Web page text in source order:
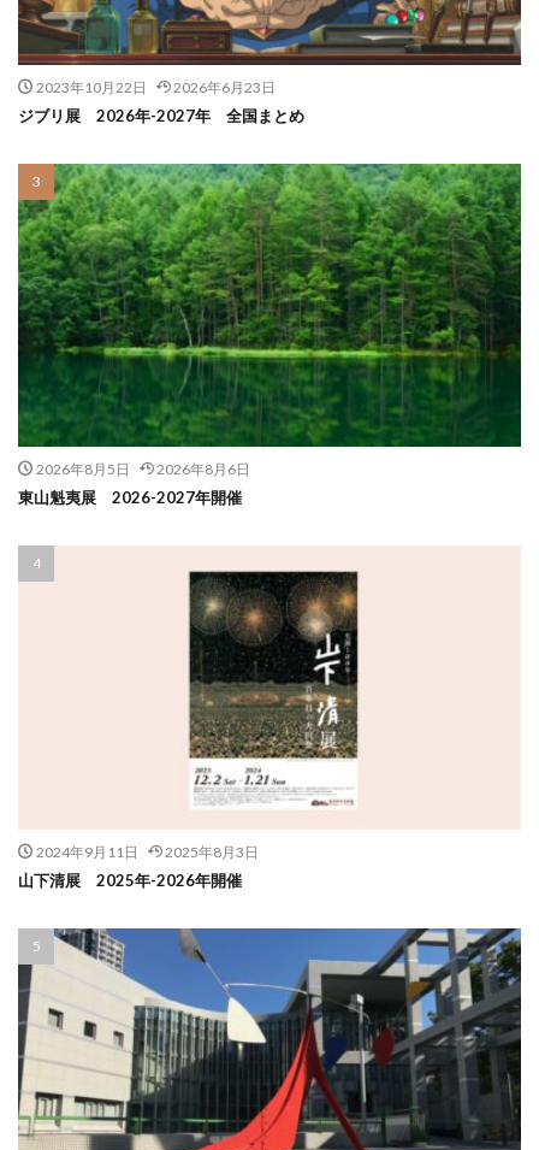
2023年10月22日 2026年6月23日
ジブリ展 2026年-2027年 全国まとめ
2026年8月5日 2026年8月6日
東山魁夷展 2026-2027年開催
2024年9月11日 2025年8月3日
山下清展 2025年-2026年開催